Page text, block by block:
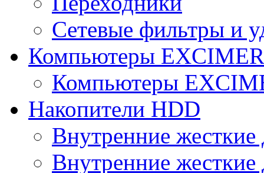
Сетевые фильтры и
Компьютеры
Компьютеры
Накопители HDD
Внутренние
Внутренние